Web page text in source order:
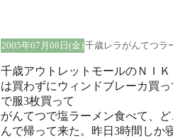
2005年07月08日(金)千歳レラがんてつラ
千歳アウトレットモールのＮＩ
は買わずにウィンドブレーカ買
で服3枚買って
がんてつで塩ラーメン食べて、
んで帰って来た。昨日3時間しか